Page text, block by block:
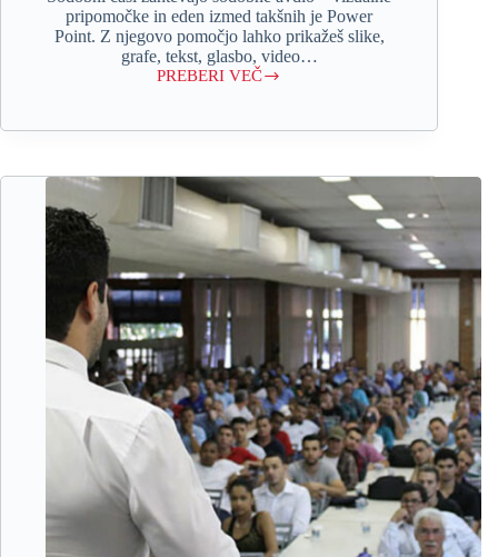
pripomočke in eden izmed takšnih je Power
Point. Z njegovo pomočjo lahko prikažeš slike,
grafe, tekst, glasbo, video…
PREBERI VEČ
Njegovo